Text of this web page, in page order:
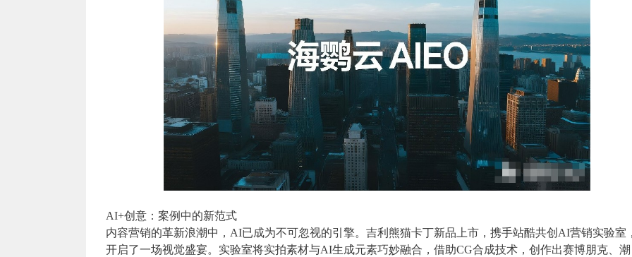
AI+创意：案例中的新范式
内容营销的革新浪潮中，AI已成为不可忽视的引擎。吉利熊猫卡丁新品上市，携手站酷共创AI营销实验室，
开启了一场视觉盛宴。实验室将实拍素材与AI生成元素巧妙融合，借助CG合成技术，创作出赛博朋克、潮